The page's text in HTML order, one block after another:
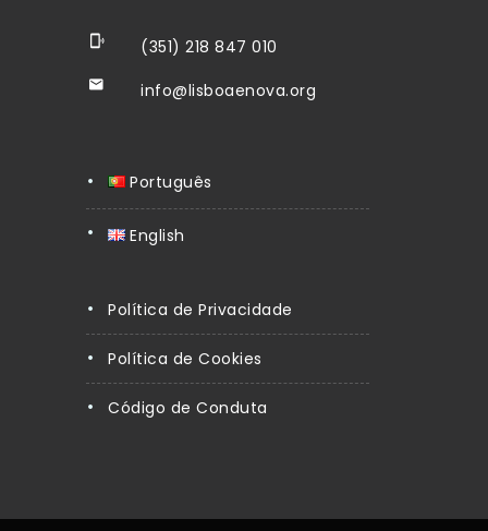
(351) 218 847 010
info@lisboaenova.org
Português
English
Política de Privacidade
Política de Cookies
Código de Conduta